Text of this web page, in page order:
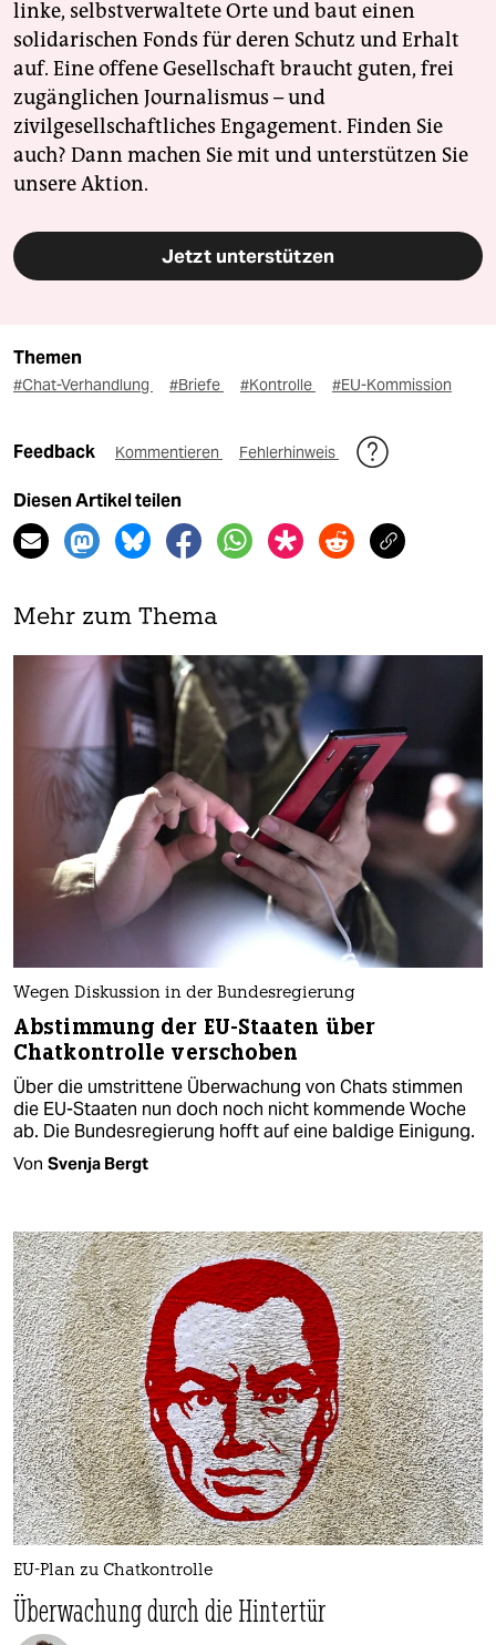
linke, selbstverwaltete Orte und baut einen
solidarischen Fonds für deren Schutz und Erhalt
auf. Eine offene Gesellschaft braucht guten, frei
zugänglichen Journalismus – und
zivilgesellschaftliches Engagement. Finden Sie
auch? Dann machen Sie mit und unterstützen Sie
unsere Aktion.
Jetzt unterstützen
Themen
#Chat-Verhandlung #Briefe #Kontrolle #EU-Kommission
Feedback Kommentieren Fehlerhinweis
Diesen Artikel teilen
Mehr zum Thema
Wegen Diskussion in der Bundesregierung
Abstimmung der EU-Staaten über
Chatkontrolle verschoben
Über die umstrittene Überwachung von Chats stimmen
die EU-Staaten nun doch noch nicht kommende Woche
ab. Die Bundesregierung hofft auf eine baldige Einigung.
Von Svenja Bergt
EU-Plan zu Chatkontrolle
Überwachung durch die Hintertür